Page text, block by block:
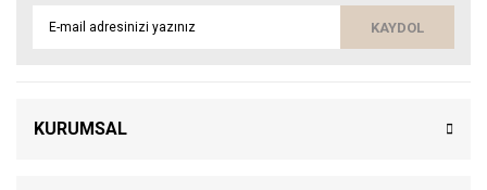
KAYDOL
KURUMSAL